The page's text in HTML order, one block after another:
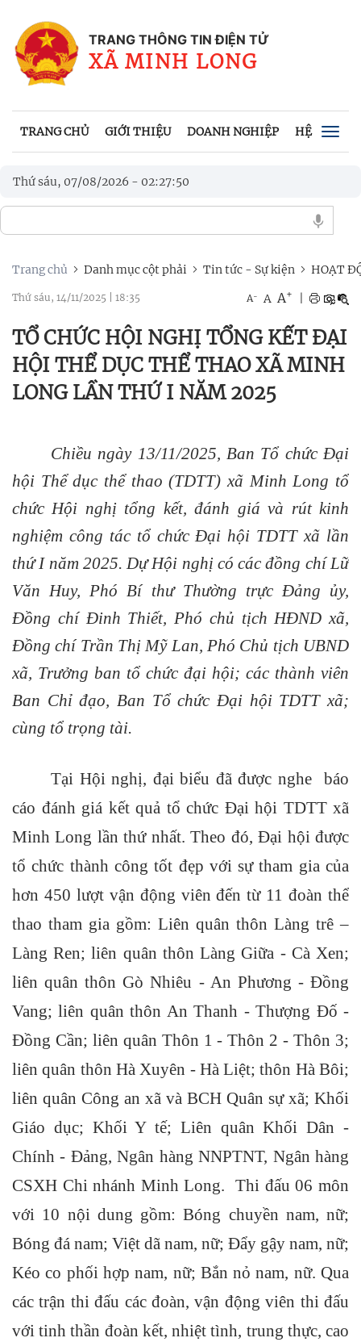
TRANG THÔNG TIN ĐIỆN TỬ
XÃ MINH LONG
TRANG CHỦ GIỚI THIỆU DOANH NGHIỆP HỆ THỐNG
Thứ sáu, 07/08/2026 - 02:27:52
Trang chủ Danh mục cột phải Tin tức - Sự kiện HOẠT
Thứ sáu, 14/11/2025 18:35 A- A A+
TỔ CHỨC HỘI NGHỊ TỔNG KẾT ĐẠI
HỘI THỂ DỤC THỂ THAO XÃ MINH
LONG LẦN THỨ I NĂM 2025
Chiều ngày 13/11/2025, Ban Tổ chức Đại
hội Thể dục thể thao (TDTT) xã Minh Long tổ
chức Hội nghị tổng kết, đánh giá và rút kinh
nghiệm công tác tổ chức Đại hội TDTT xã lần
thứ I năm 2025. Dự Hội nghị có các đồng chí Lữ
Văn Huy, Phó Bí thư Thường trực Đảng ủy,
Đồng chí Đinh Thiết, Phó chủ tịch HĐND xã,
Đồng chí Trần Thị Mỹ Lan, Phó Chủ tịch UBND
xã, Trưởng ban tổ chức đại hội; các thành viên
Ban Chỉ đạo, Ban Tổ chức Đại hội TDTT xã;
cùng tổ trọng tài.
Tại Hội nghị, đại biểu đã được nghe báo
cáo đánh giá kết quả tổ chức Đại hội TDTT xã
Minh Long lần thứ nhất. Theo đó, Đại hội được
tổ chức thành công tốt đẹp với sự tham gia của
hơn 450 lượt vận động viên đến từ 11 đoàn thể
thao tham gia gồm: Liên quân thôn Làng trê –
Làng Ren; liên quân thôn Làng Giữa - Cà Xen;
liên quân thôn Gò Nhiêu - An Phương - Đồng
Vang; liên quân thôn An Thanh - Thượng Đố -
Đồng Cần; liên quân Thôn 1 - Thôn 2 - Thôn 3;
liên quân thôn Hà Xuyên - Hà Liệt; thôn Hà Bôi;
liên quân Công an xã và BCH Quân sự xã; Khối
Giáo dục; Khối Y tế; Liên quân Khối Dân -
Chính - Đảng, Ngân hàng NNPTNT, Ngân hàng
CSXH Chi nhánh Minh Long. Thi đấu 06 môn
với 10 nội dung gồm: Bóng chuyền nam, nữ;
Bóng đá nam; Việt dã nam, nữ; Đẩy gậy nam, nữ;
Kéo co phối hợp nam, nữ; Bắn nỏ nam, nữ. Qua
các trận thi đấu các đoàn, vận động viên thi đấu
với tinh thần đoàn kết, nhiệt tình, trung thực, cao